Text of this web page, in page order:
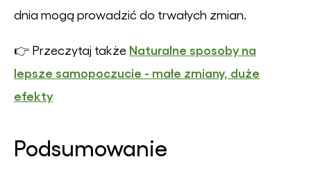
dnia mogą prowadzić do trwałych zmian.
👉 Przeczytaj także Naturalne sposoby na
lepsze samopoczucie - małe zmiany, duże
efekty
Podsumowanie